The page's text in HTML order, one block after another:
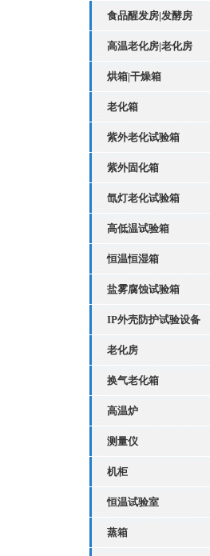
食品醒发房|发酵房
高温老化房|老化房
烘箱|干燥箱
老化箱
紫外老化试验箱
紫外固化箱
氙灯老化试验箱
高低温试验箱
恒温恒湿箱
盐雾腐蚀试验箱
IP外壳防护试验设备
老化房
换气老化箱
高温炉
测量仪
机柜
恒温试验室
蒸箱